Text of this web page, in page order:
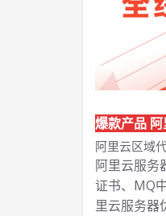
爆款产品
阿里云区域
阿里云服务
证书、MQ
里云服务器